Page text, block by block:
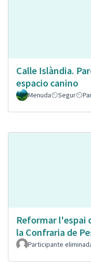
Calle Islàndia.
espacio canino
Menuda Segur
Reformar l'espai
la Confraria de
Participante